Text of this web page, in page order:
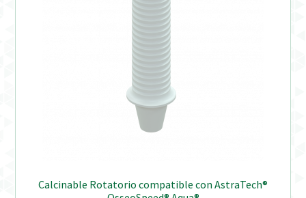
Calcinable Rotatorio compatible con AstraTech®